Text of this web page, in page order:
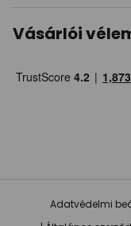
Vásárlói
Adatvédelmi